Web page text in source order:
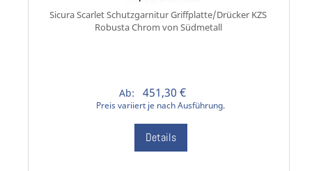
Sicura Scarlet Schutzgarnitur Griffplatte/Drücker KZS
Robusta Chrom von Südmetall
Ab: 451,30 €
Preis variiert je nach Ausführung.
Details